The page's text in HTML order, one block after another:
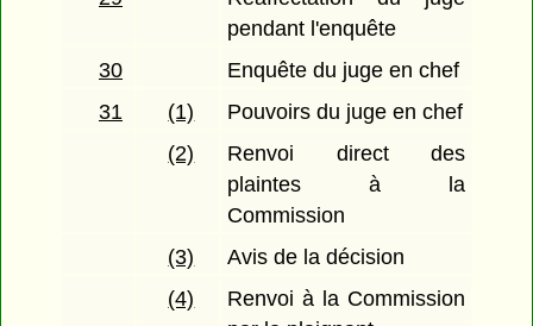
pendant l'enquête
30
Enquête du juge en chef
31
(1)
Pouvoirs du juge en chef
(2)
Renvoi direct des
plaintes à la
Commission
(3)
Avis de la décision
(4)
Renvoi à la Commission